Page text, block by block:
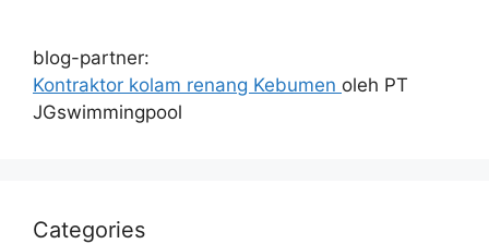
blog-partner:
Kontraktor kolam renang Kebumen oleh PT
JGswimmingpool
Categories